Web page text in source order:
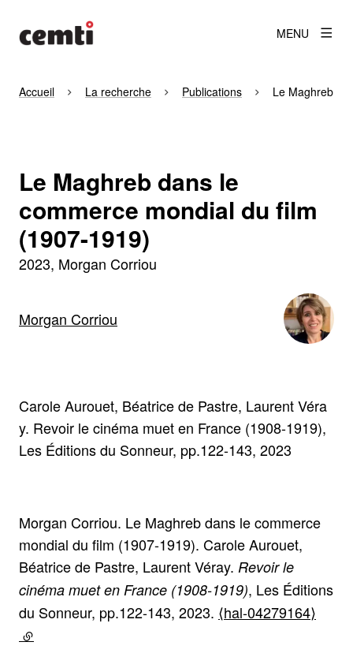
MENU
Accueil La recherche Publications Le Maghreb
Le Maghreb dans le
commerce mondial du film
(1907-1919)
2023 Morgan Corriou
Morgan Corriou
Carole Aurouet, Béatrice de Pastre, Laurent Véra
y. Revoir le cinéma muet en France (1908-1919),
Les Éditions du Sonneur, pp.122-143, 2023
Morgan Corriou. Le Maghreb dans le commerce
mondial du film (1907-1919). Carole Aurouet,
Béatrice de Pastre, Laurent Véray. Revoir le
cinéma muet en France (1908-1919), Les Éditions
du Sonneur, pp.122-143, 2023. ⟨hal-04279164⟩
(lien externe)